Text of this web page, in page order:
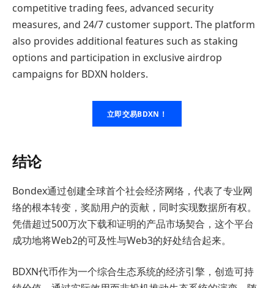
competitive trading fees, advanced security
measures, and 24/7 customer support. The platform
also provides additional features such as staking
options and participation in exclusive airdrop
campaigns for BDXN holders.
立即交易BDXN！
结论
Bondex通过创建全球首个社会经济网络，代表了专业网
络的根本转变，奖励用户的贡献，同时实现数据所有权。
凭借超过500万次下载和证明的产品市场契合，这个平台
成功地将Web2的可及性与Web3的好处结合起来。
BDXN代币作为一个综合生态系统的经济引擎，创造可持